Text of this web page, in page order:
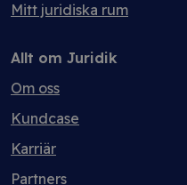
Mitt juridiska rum
Allt om Juridik
Om oss
Kundcase
Karriär
Partners